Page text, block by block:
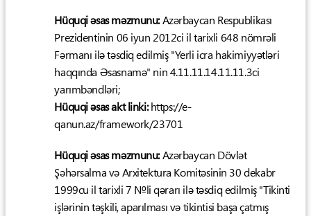
Hüquqi əsas məzmunu:Azərbaycan Respublikası
Prezidentinin 06 iyun 2012ci il tarixli 648 nömrəli
Fərmanı ilə təsdiq edilmiş "Yerli icra hakimiyyətləri
haqqında Əsasnamə" nin 4.11.11.14.11.11.3ci
yarımbəndləri;
Hüquqi əsas akt linki:https://e-
qanun.az/framework/23701
Hüquqi əsas məzmunu:Azərbaycan Dövlət
Şəhərsalma və Arxitektura Komitəsinin 30 dekabr
1999cu il tarixli 7 №li qərarı ilə təsdiq edilmiş "Tikinti
işlərinin təşkili, aparılması və tikintisi başa çatmış